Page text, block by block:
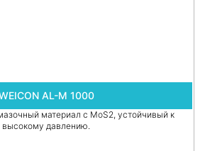
AL-M 1000
материал с MoS2, устойчивый к
высокому давлению.